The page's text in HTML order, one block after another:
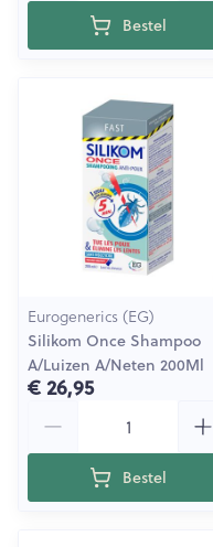
Bestel
Eurogenerics (EG)
Silikom Once Shampoo
A/Luizen A/Neten 200Ml
€ 26,95
Bestel